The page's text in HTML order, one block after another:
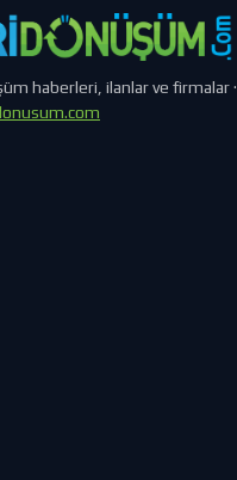
haberleri, ilanlar ve firmalar ·